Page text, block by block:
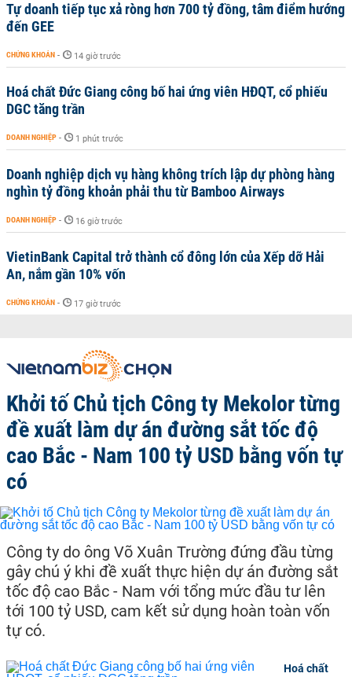
Tự doanh tiếp tục xả ròng hơn 700 tỷ đồng, tâm điểm hướng
đến GEE
CHỨNG KHOÁN - 14 giờ trước
Hoá chất Đức Giang công bố hai ứng viên HĐQT, cổ phiếu
DGC tăng trần
DOANH NGHIỆP - 1 phút trước
Doanh nghiệp dịch vụ hàng không trích lập dự phòng hàng
nghìn tỷ đồng khoản phải thu từ Bamboo Airways
DOANH NGHIỆP - 16 giờ trước
VietinBank Capital trở thành cổ đông lớn của Xếp dỡ Hải
An, nắm gần 10% vốn
CHỨNG KHOÁN - 17 giờ trước
Khởi tố Chủ tịch Công ty Mekolor từng
đề xuất làm dự án đường sắt tốc độ
cao Bắc - Nam 100 tỷ USD bằng vốn tự
có
Công ty do ông Võ Xuân Trường đứng đầu từng
gây chú ý khi đề xuất thực hiện dự án đường sắt
tốc độ cao Bắc - Nam với tổng mức đầu tư lên
tới 100 tỷ USD, cam kết sử dụng hoàn toàn vốn
tự có.
Hoá chất